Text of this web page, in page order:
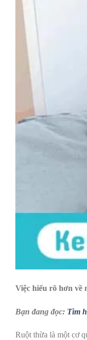
Việc hiểu rõ hơn về
Bạn đang đọc: Tìm
Ruột thừa là một cơ